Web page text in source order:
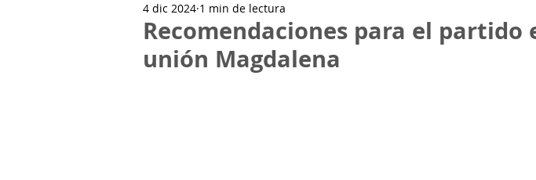
Recomendaciones para el partido
unión Magdalena
4 dic 2024 1 min de lectura